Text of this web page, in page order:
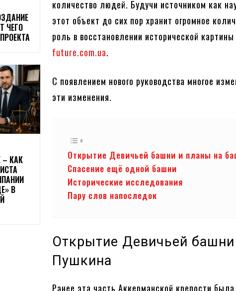
ЧЕГО
– КАК
В
количество людей. Будучи источником как
этот объект до сих пор хранит огромное
роль в восстановлении исторической
future.com.ua.
С появлением нового руководства многое
эти изменения.
Открытие Девичьей башни и планы на
Спасение ещё одной башни
Исторические исследования
Пару слов напоследок
Открытие Девичьей
Пушкина
Ранее эта часть Аккерманской крепости